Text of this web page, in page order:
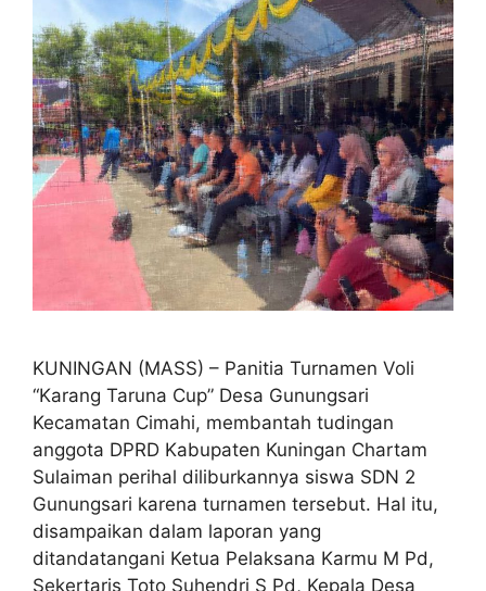
KUNINGAN (MASS) – Panitia Turnamen Voli
“Karang Taruna Cup” Desa Gunungsari
Kecamatan Cimahi, membantah tudingan
anggota DPRD Kabupaten Kuningan Chartam
Sulaiman perihal diliburkannya siswa SDN 2
Gunungsari karena turnamen tersebut. Hal itu,
disampaikan dalam laporan yang
ditandatangani Ketua Pelaksana Karmu M Pd,
Sekertaris Toto Suhendri S Pd, Kepala Desa